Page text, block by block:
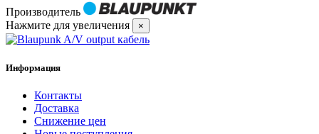
Производитель
Нажмите для увеличения
×
Информация
Контакты
Доставка
Снижение цен